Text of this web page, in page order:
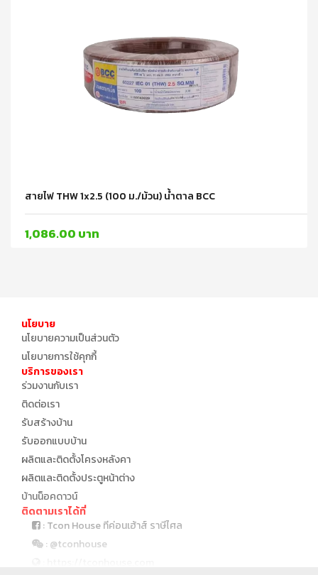
สายไฟ THW 1x2.5 (100 ม./ม้วน) น้ำตาล BCC
1,086.00 บาท
นโยบาย
นโยบายความเป็นส่วนตัว
นโยบายการใช้คุกกี้
บริการของเรา
ร่วมงานกับเรา
ติดต่อเรา
รับสร้างบ้าน
รับออกแบบบ้าน
ผลิตและติดตั้งโครงหลังคา
ผลิตและติดตั้งประตูหน้าต่าง
บ้านน็อคดาวน์
ติดตามเราได้ที่
: Tcon House ทีค่อนเฮ้าส์ ราษีไศล
: @tconhouse